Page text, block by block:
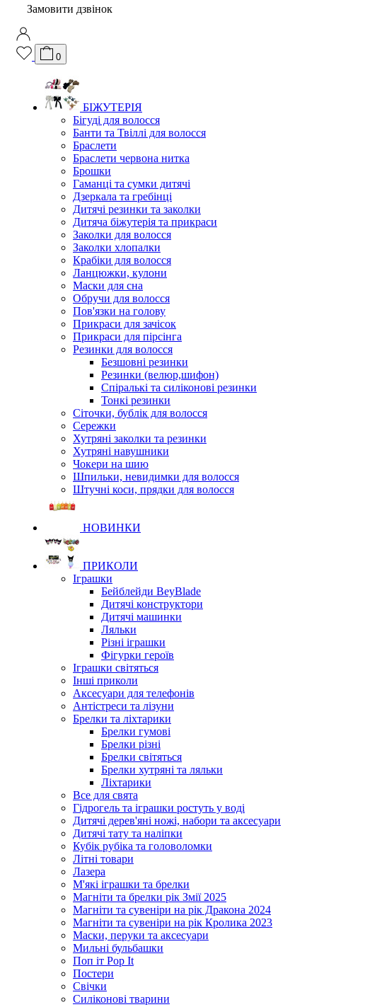
Замовити дзвінок
0
БІЖУТЕРІЯ
Бігуді для волосся
Банти та Твіллі для волосся
Браслети
Браслети червона нитка
Брошки
Гаманці та сумки дитячі
Дзеркала та гребінці
Дитячі резинки та заколки
Дитяча біжутерія та прикраси
Заколки для волосся
Заколки хлопалки
Крабіки для волосся
Ланцюжки, кулони
Маски для сна
Обручи для волосся
Пов'язки на голову
Прикраси для зачісок
Прикраси для пірсінга
Резинки для волосся
Безшовні резинки
Резинки (велюр,шифон)
Спіралькі та силіконові резинки
Тонкі резинки
Сіточки, бублік для волосся
Сережки
Хутряні заколки та резинки
Хутряні навушники
Чокери на шию
Шпильки, невидимки для волосся
Штучні коси, прядки для волосся
НОВИНКИ
ПРИКОЛИ
Іграшки
Бейблейди BeyBlade
Дитячі конструктори
Дитячі машинки
Ляльки
Різні іграшки
Фігурки героїв
Іграшки світяться
Інші приколи
Аксесуари для телефонів
Антістреси та лізуни
Брелки та ліхтарики
Брелки гумові
Брелки різні
Брелки світяться
Брелки хутряні та ляльки
Ліхтарики
Все для свята
Гідрогель та іграшки ростуть у воді
Дитячі дерев'яні ножі, набори та аксесуари
Дитячі тату та наліпки
Кубік рубіка та головоломки
Літні товари
Лазера
М'які іграшки та брелки
Магніти та брелки рік Змії 2025
Магніти та сувеніри на рік Дракона 2024
Магніти та сувеніри на рік Кролика 2023
Маски, перуки та аксесуари
Мильні бульбашки
Поп іт Pop It
Постери
Свічки
Силіконові тварини